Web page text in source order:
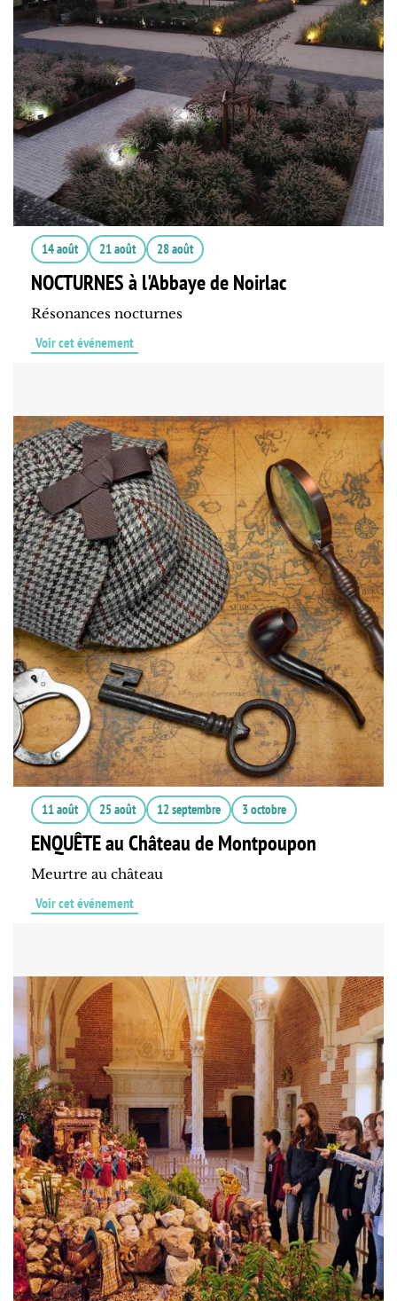
14 août 21 août 28 août
NOCTURNES à l'Abbaye de Noirlac
Résonances nocturnes
Voir cet événement
11 août 25 août 12 septembre 3 octobre
ENQUÊTE au Château de Montpoupon
Meurtre au château
Voir cet événement